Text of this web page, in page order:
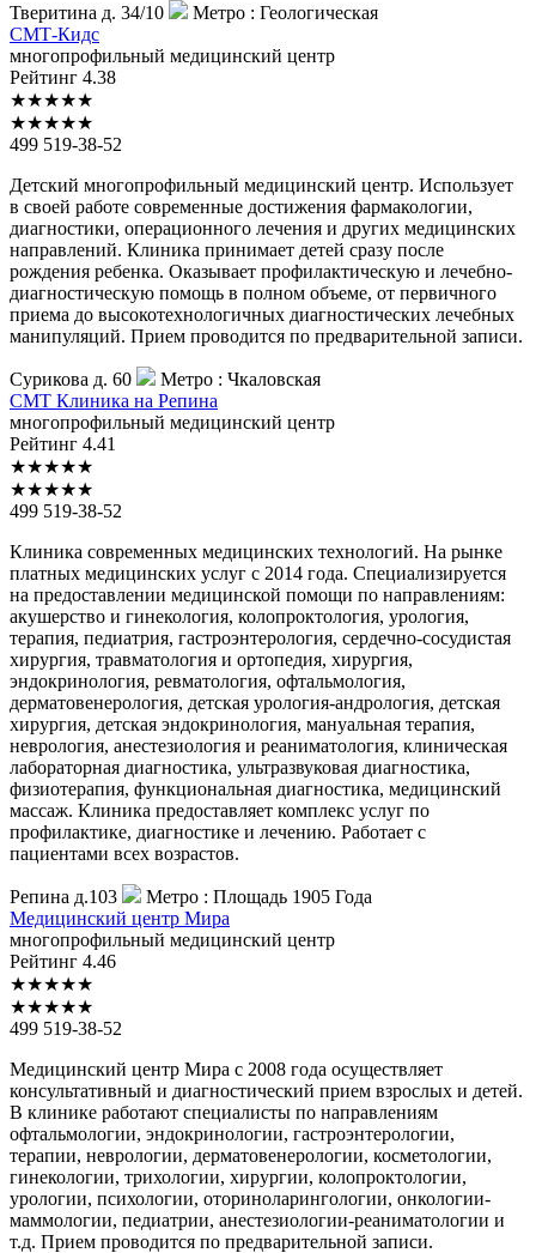
Тверитина д. 34/10 Метро : Геологическая
СМТ-Кидс
многопрофильный медицинский центр
Рейтинг 4.38
★★★★★
★★★★★
499 519-38-52
Детский многопрофильный медицинский центр. Использует
в своей работе современные достижения фармакологии,
диагностики, операционного лечения и других медицинских
направлений. Клиника принимает детей сразу после
рождения ребенка. Оказывает профилактическую и лечебно-
диагностическую помощь в полном объеме, от первичного
приема до высокотехнологичных диагностических лечебных
манипуляций. Прием проводится по предварительной записи.
Сурикова д. 60 Метро : Чкаловская
СМТ Клиника на Репина
многопрофильный медицинский центр
Рейтинг 4.41
★★★★★
★★★★★
499 519-38-52
Клиника современных медицинских технологий. На рынке
платных медицинских услуг с 2014 года. Специализируется
на предоставлении медицинской помощи по направлениям:
акушерство и гинекология, колопроктология, урология,
терапия, педиатрия, гастроэнтерология, сердечно-сосудистая
хирургия, травматология и ортопедия, хирургия,
эндокринология, ревматология, офтальмология,
дерматовенерология, детская урология-андрология, детская
хирургия, детская эндокринология, мануальная терапия,
неврология, анестезиология и реаниматология, клиническая
лабораторная диагностика, ультразвуковая диагностика,
физиотерапия, функциональная диагностика, медицинский
массаж. Клиника предоставляет комплекс услуг по
профилактике, диагностике и лечению. Работает с
пациентами всех возрастов.
Репина д.103 Метро : Площадь 1905 Года
Медицинский центр Мира
многопрофильный медицинский центр
Рейтинг 4.46
★★★★★
★★★★★
499 519-38-52
Медицинский центр Мира с 2008 года осуществляет
консультативный и диагностический прием взрослых и детей.
В клинике работают специалисты по направлениям
офтальмологии, эндокринологии, гастроэнтерологии,
терапии, неврологии, дерматовенерологии, косметологии,
гинекологии, трихологии, хирургии, колопроктологии,
урологии, психологии, оториноларингологии, онкологии-
маммологии, педиатрии, анестезиологии-реаниматологии и
т.д. Прием проводится по предварительной записи.